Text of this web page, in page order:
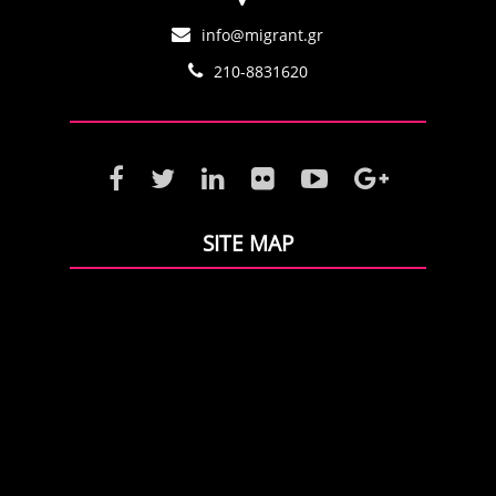
info@migrant.gr
210-8831620
SITE MAP